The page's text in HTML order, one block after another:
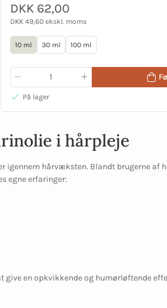
DKK 62,00
DKK 49,60 ekskl. moms
10 ml 30 ml 100 ml
På lager
i hårpleje
hårvæksten. Blandt brugerne af
egne erfaringer:
give en opkvikkende og humørløftende